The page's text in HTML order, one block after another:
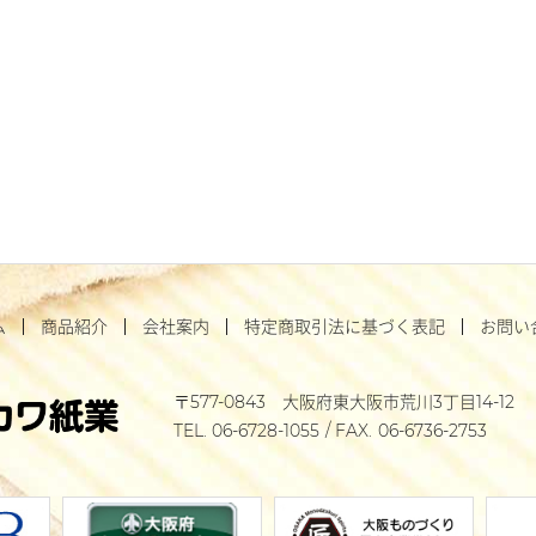
商品紹介 会社案内 特定商取引法に基づく表記 お問い
577-0843
大阪府東大阪市荒川3丁目14-12
06-6728-1055
06-6736-2753